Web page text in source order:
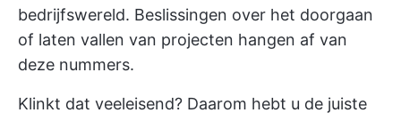
bedrijfswereld. Beslissingen over het doorgaan
of laten vallen van projecten hangen af van
deze nummers.
Klinkt dat veeleisend? Daarom hebt u de juiste